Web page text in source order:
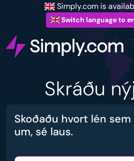
Simply.com is
Switch language to
Skráðu
Skoðaðu hvort lén
um, sé laus.